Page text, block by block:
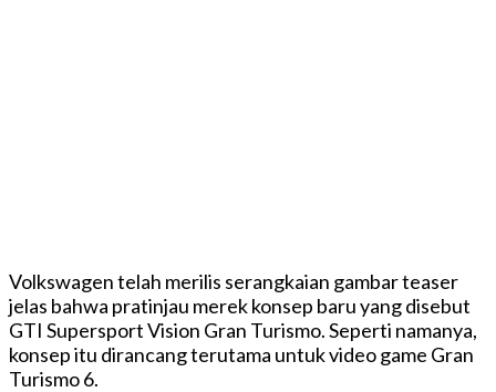
Volkswagen telah merilis serangkaian gambar teaser
jelas bahwa pratinjau merek konsep baru yang disebut
GTI Supersport Vision Gran Turismo.Seperti namanya,
konsep itu dirancang terutama untuk video game Gran
Turismo 6.